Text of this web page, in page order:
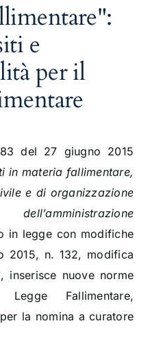
e
per il
del 27 giugno 2015
in materia fallimentare,
e di organizzazione
in legge con modifiche
2015, n. 132, modifica
inserisce nuove norme
Fallimentare,
la nomina a curatore